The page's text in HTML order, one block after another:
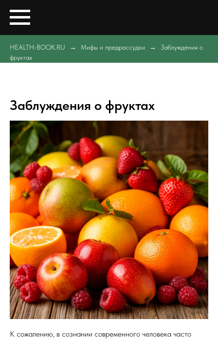
HEALTH-BOOK.RU Мифы и предрассудки
Заблуждения о
фруктах
Заблуждения о фруктах
К сожалению, в сознании современного человека часто